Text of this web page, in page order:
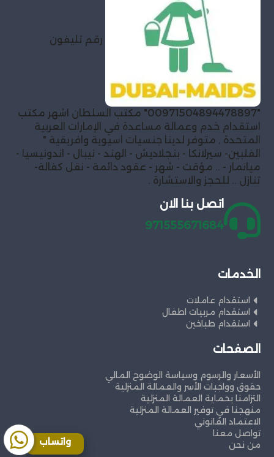
رقم تليفون
"00971504894478897" مكتب السلطان اشهر مكتب
استقدام خدم وعمالة مساعدة في الإمارات العربية
المتحدة , متوفر لدينا جنسيات اسيوية وافريقية "
الفلبين- سيرلانكا - بنجلاديش - الهند - نيبال - اندونيسيا -
ميانمار - .. مؤقت - شهر - عقود دائمة - نقل كفالة-
تنازل .. للحجز والاستشارة .
اتصل بنا الان
971555671684
الخدمات
استقدام عاملات
استقدام مربيات اطفال
استقدام طباخين
الصفحات
الأسعار والرسوم وسياسة الوضوح المالي
حقوق وواجبات الأسر والعمالة المنزلية
التزامنا بحماية العمالة المنزلية
منهجنا في توفير العمالة المنزلية
الاعتماد القانوني
تواصل معنا
من نحن
واتساب